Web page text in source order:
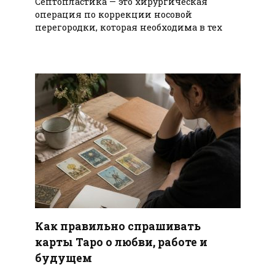
операция по коррекции носовой
перегородки, которая необходима в тех
Как правильно спрашивать
карты Таро о любви, работе и
будущем